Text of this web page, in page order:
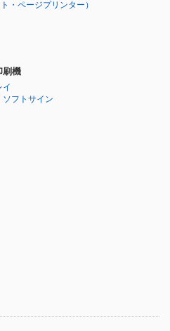
・ページプリンター）
刷機
イ
ソフトサイン